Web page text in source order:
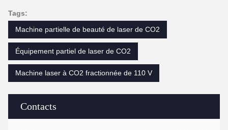
Contacts
Tags:
Machine partielle de beauté de laser de CO2
Équipement partiel de laser de CO2
Machine laser à CO2 fractionnée de 110 V